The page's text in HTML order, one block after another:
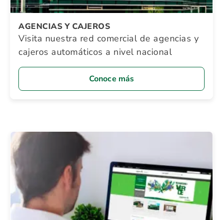
AGENCIAS Y CAJEROS
Visita nuestra red comercial de agencias y
cajeros automáticos a nivel nacional
Conoce más